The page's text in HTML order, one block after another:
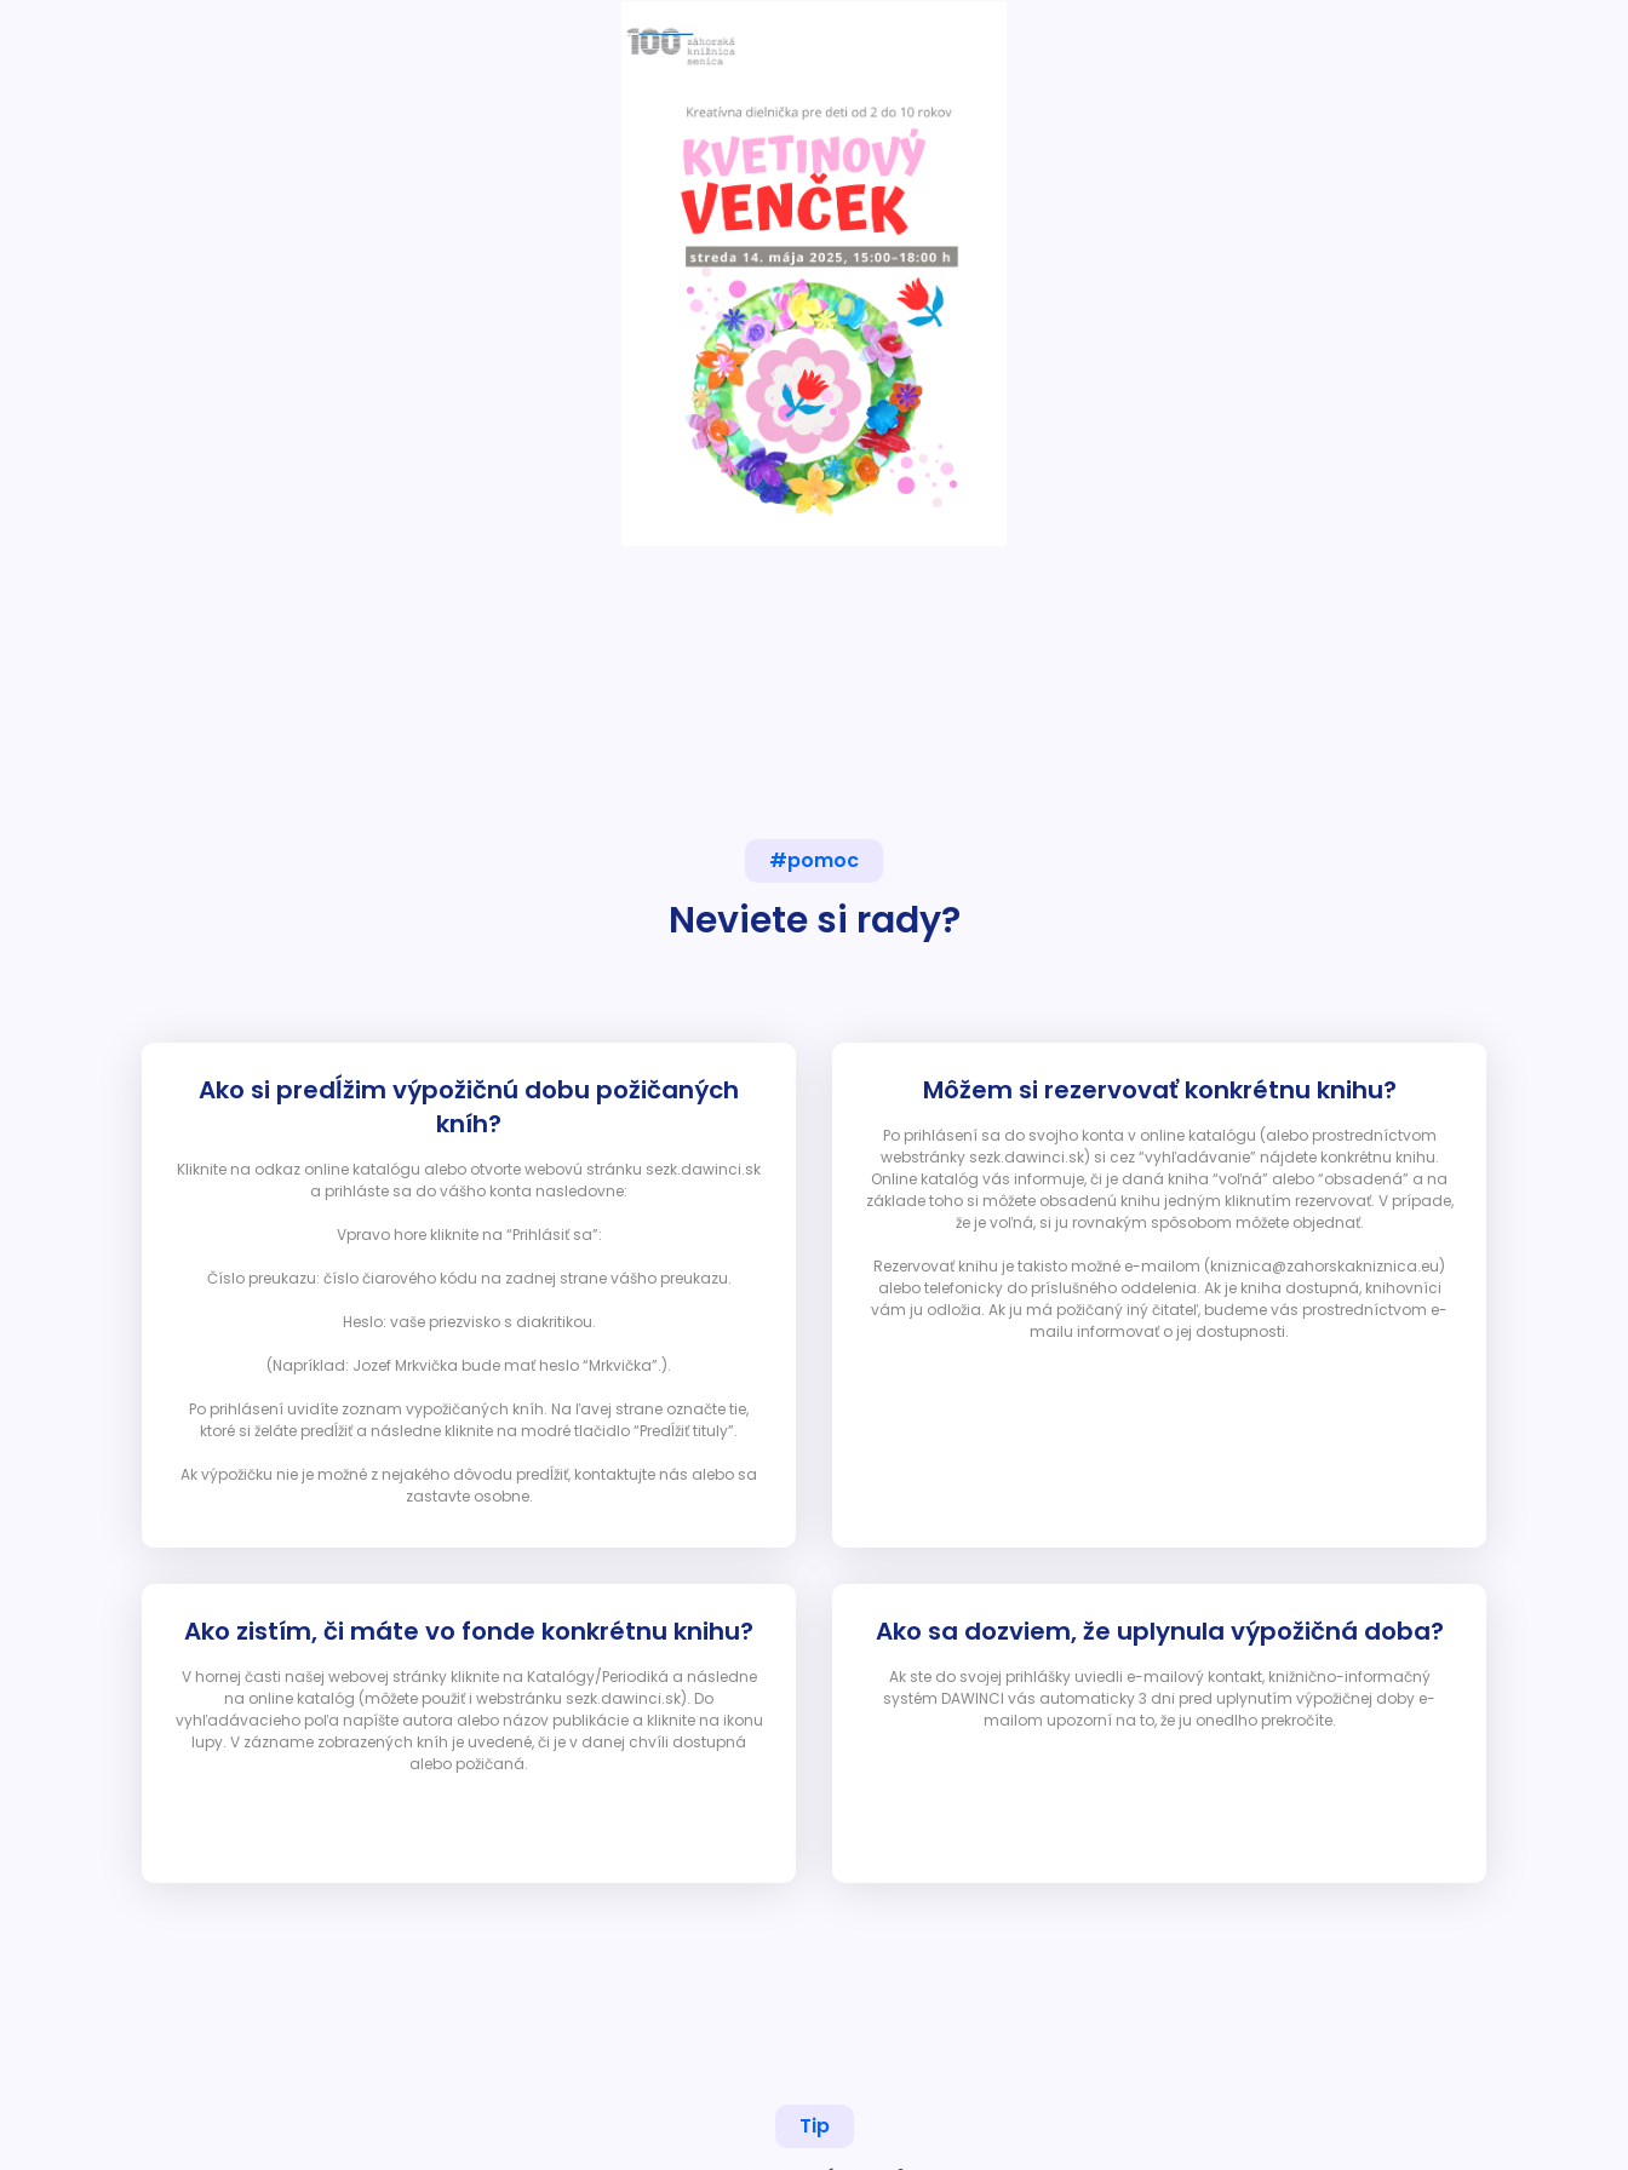
#pomoc
Neviete si rady?
Ako si predĺžim výpožičnú dobu požičaných
kníh?
Kliknite na odkaz online katalógu alebo otvorte webovú stránku sezk.dawinci.sk
a prihláste sa do vášho konta nasledovne:
Vpravo hore kliknite na “Prihlásiť sa”:
Číslo preukazu: číslo čiarového kódu na zadnej strane vášho preukazu.
Heslo: vaše priezvisko s diakritikou.
(Napríklad: Jozef Mrkvička bude mať heslo “Mrkvička”.).
Po prihlásení uvidíte zoznam vypožičaných kníh. Na ľavej strane označte tie,
ktoré si želáte predĺžiť a následne kliknite na modré tlačidlo “Predĺžiť tituly”.
Ak výpožičku nie je možné z nejakého dôvodu predĺžiť, kontaktujte nás alebo sa
zastavte osobne.
Môžem si rezervovať konkrétnu knihu?
Po prihlásení sa do svojho konta v online katalógu (alebo prostredníctvom
webstránky sezk.dawinci.sk) si cez “vyhľadávanie” nájdete konkrétnu knihu.
Online katalóg vás informuje, či je daná kniha “voľná” alebo “obsadená” a na
základe toho si môžete obsadenú knihu jedným kliknutím rezervovať. V prípade,
že je voľná, si ju rovnakým spôsobom môžete objednať.
Rezervovať knihu je takisto možné e-mailom (kniznica@zahorskakniznica.eu)
alebo telefonicky do príslušného oddelenia. Ak je kniha dostupná, knihovníci
vám ju odložia. Ak ju má požičaný iný čitateľ, budeme vás prostredníctvom e-
mailu informovať o jej dostupnosti.
Ako zistím, či máte vo fonde konkrétnu knihu?
V hornej časti našej webovej stránky kliknite na Katalógy/Periodiká a následne
na online katalóg (môžete použiť i webstránku sezk.dawinci.sk). Do
vyhľadávacieho poľa napíšte autora alebo názov publikácie a kliknite na ikonu
lupy. V zázname zobrazených kníh je uvedené, či je v danej chvíli dostupná
alebo požičaná.
Ako sa dozviem, že uplynula výpožičná doba?
Ak ste do svojej prihlášky uviedli e-mailový kontakt, knižnično-informačný
systém DAWINCI vás automaticky 3 dni pred uplynutím výpožičnej doby e-
mailom upozorní na to, že ju onedlho prekročíte.
Tip